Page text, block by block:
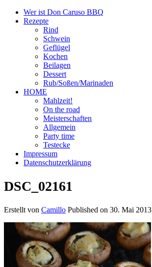
Wer ist Don Caruso BBQ
Rezepte
Rind
Schwein
Geflügel
Kochen
Beilagen
Dessert
Rub/Soßen/Marinaden
HOME
Mahlzeit!
On the road
Meisterschaften
Allgemein
Party time
Testecke
Impressum
Datenschutzerklärung
DSC_02161
Erstellt von Camillo Published on 30. Mai 2013